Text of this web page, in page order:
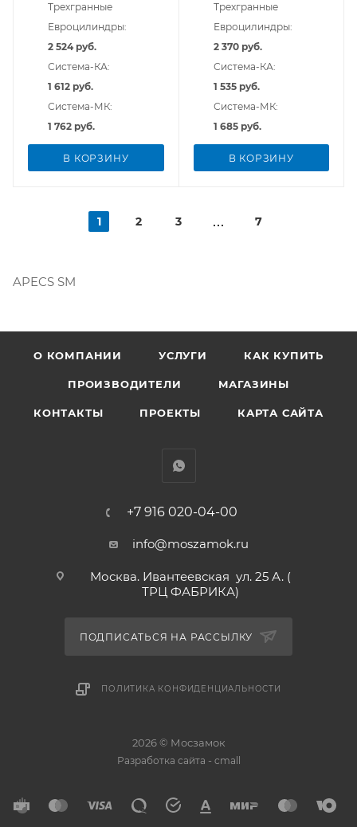
Трехгранные
Евроцилиндры:
2 524 руб.
Система-КА:
1 612 руб.
Система-МК:
1 762 руб.
В КОРЗИНУ
Трехгранные
Евроцилиндры:
2 370 руб.
Система-КА:
1 535 руб.
Система-МК:
1 685 руб.
В КОРЗИНУ
1 2 3 7
APECS SM
О КОМПАНИИ УСЛУГИ КАК КУПИТЬ
ПРОИЗВОДИТЕЛИ МАГАЗИНЫ
КОНТАКТЫ ПРОЕКТЫ КАРТА САЙТА
+7 916 020-04-00
info@moszamok.ru
Москва. Ивантеевская ул. 25 А. (
ТРЦ ФАБРИКА)
ПОДПИСАТЬСЯ НА РАССЫЛКУ
ПОЛИТИКА КОНФИДЕНЦИАЛЬНОСТИ
2026 © Мосзамок
Разработка сайта - cmall